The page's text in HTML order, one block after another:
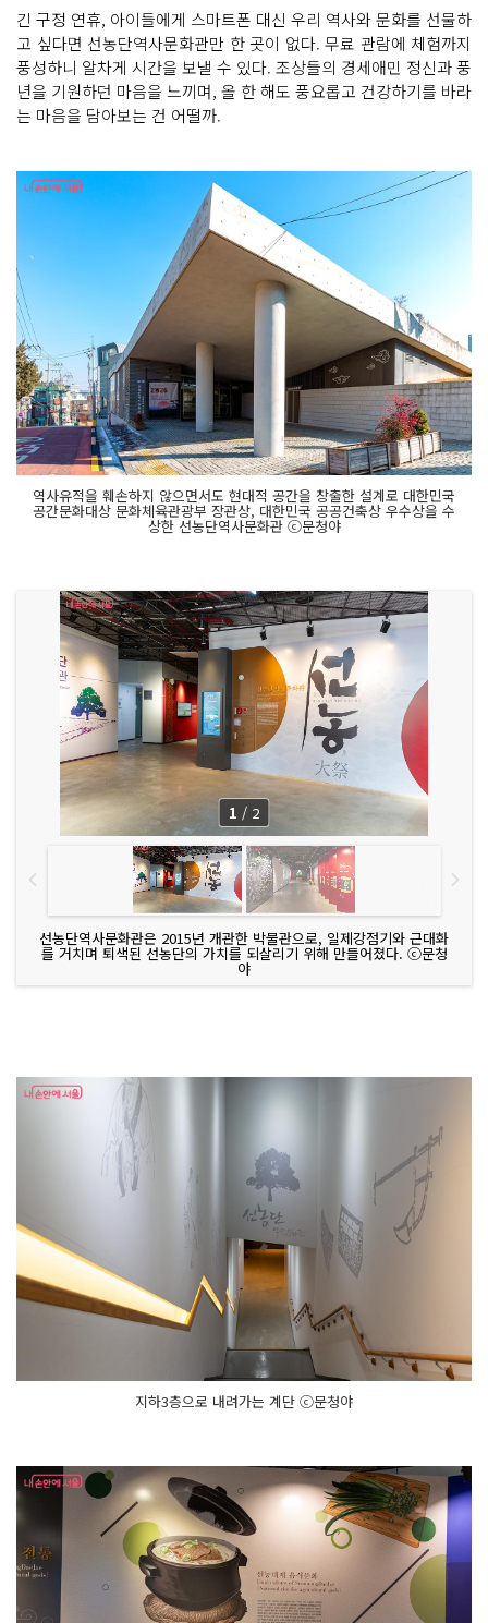
긴 구정 연휴, 아이들에게 스마트폰 대신 우리 역사와 문화를 선물하
고 싶다면 선농단역사문화관만 한 곳이 없다. 무료 관람에 체험까지
풍성하니 알차게 시간을 보낼 수 있다. 조상들의 경세애민 정신과 풍
년을 기원하던 마음을 느끼며, 올 한 해도 풍요롭고 건강하기를 바라
는 마음을 담아보는 건 어떨까.
역사유적을 훼손하지 않으면서도 현대적 공간을 창출한 설계로 대한민국
공간문화대상 문화체육관광부 장관상, 대한민국 공공건축상 우수상을 수
상한 선농단역사문화관 ⓒ문청야
선농단역사문화관은 2015년 개관한 박물관으로, 일제강점기와 근대화
를 거치며 퇴색된 선농단의 가치를 되살리기 위해 만들어졌다. ⓒ문청
야
1 / 2
지하3층으로 내려가는 계단 ⓒ문청야